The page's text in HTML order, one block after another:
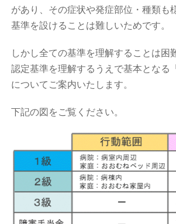
があり、その症状や発症部位・種類も
基準を設けることは難しいためです。
しかし全ての基準を理解することは困
認定基準を理解するうえで基本となる
についてご案内いたします。
下記の図をご覧ください。